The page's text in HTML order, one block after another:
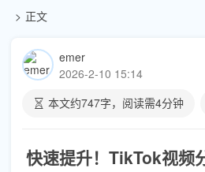
正文
emer
2026-2-10 15:14
本文约747字，阅读需4分钟
快速提升！TikTok视频